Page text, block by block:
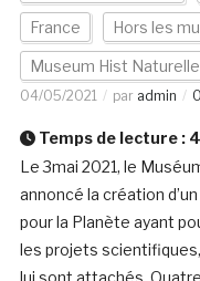
France Hors les
Museum Hist
04/05/2021 par admin
Temps de lecture : 4
Le 3mai 2021, le
annoncé la création
pour la Planète ayant
les projets